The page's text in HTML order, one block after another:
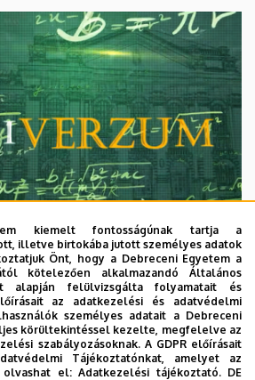
Debreceni Egyetem
kiemelt fontosságúnak tartja a
illetve birtokába jutott személyes adatok
Önt, hogy a Debreceni Egyetem a
kötelezően alkalmazandó Általános
alapján felülvizsgálta folyamatait és
az adatkezelési és adatvédelmi
személyes adatait a Debreceni
körültekintéssel kezelte, megfelelve az
szabályozásoknak. A GDPR előírásait
Tájékoztatónkat, amelyet az
olvashat el:Adatkezelési tájékoztató. DE